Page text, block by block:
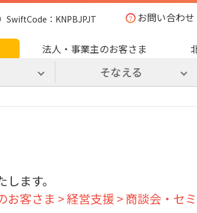
SwiftCode：KNPBJPJT お問い合わせ
そなえる
法人・事業主のお客さま
ます。
お客さま > 経営支援 > 商談会・セ